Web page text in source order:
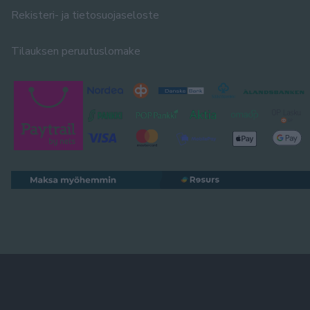
Rekisteri- ja tietosuojaseloste
Tilauksen peruutuslomake